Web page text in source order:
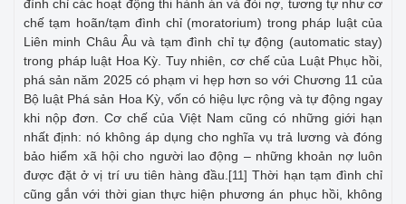
đình chỉ các hoạt động thi hành án và đòi nợ, tương tự như cơ
chế tạm hoãn/tạm đình chỉ (moratorium) trong pháp luật của
Liên minh Châu Âu và tạm đình chỉ tự động (automatic stay)
trong pháp luật Hoa Kỳ. Tuy nhiên, cơ chế của Luật Phục hồi,
phá sản năm 2025 có phạm vi hẹp hơn so với Chương 11 của
Bộ luật Phá sản Hoa Kỳ, vốn có hiệu lực rộng và tự động ngay
khi nộp đơn. Cơ chế của Việt Nam cũng có những giới hạn
nhất định: nó không áp dụng cho nghĩa vụ trả lương và đóng
bảo hiểm xã hội cho người lao động – những khoản nợ luôn
được đặt ở vị trí ưu tiên hàng đầu. [11] Thời hạn tạm đình chỉ
cũng gắn với thời gian thực hiện phương án phục hồi, không